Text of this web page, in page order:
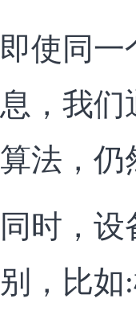
即使同一
息，我们
算法，仍
同时，
别，比如